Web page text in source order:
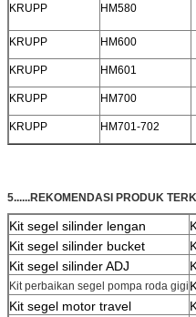
KRUPP HM580
KRUPP
HM600
KRUPP HM601
KRUPP HM700
KRUPP HM701-702
5......REKOMENDASI PRODUK
Kit segel silinder lengan
Kit segel silinder bucket
Kit segel silinder ADJ
Kit perbaikan segel pompa roda gigi
Kit segel motor travel